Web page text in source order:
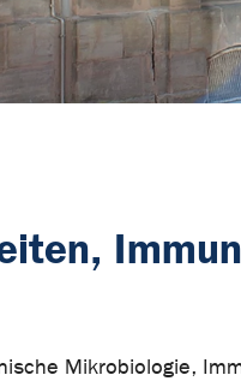
Mikrobiologie,